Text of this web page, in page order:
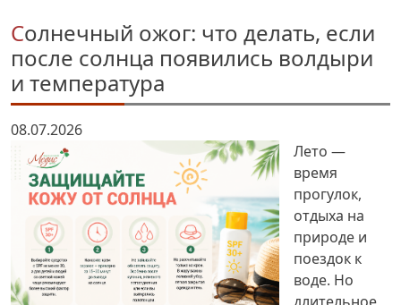
Солнечный ожог: что делать, если
после солнца появились волдыри
и температура
08.07.2026
Лето —
время
прогулок,
отдыха на
природе и
поездок к
воде. Но